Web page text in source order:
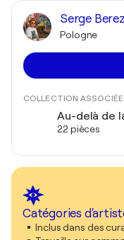
Serge
Pologne
COLLECTION ASSOCIÉE
Au-delà de
22 pièces
Catégories
Inclus dans des